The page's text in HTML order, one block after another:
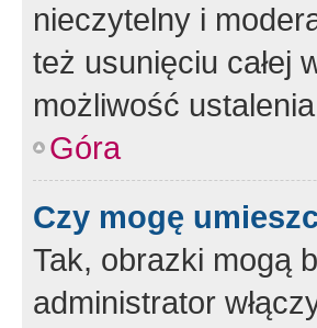
nieczytelny i
też usunięciu całej
możliwość
Góra
Czy mogę
Tak, obrazki mogą
administrator